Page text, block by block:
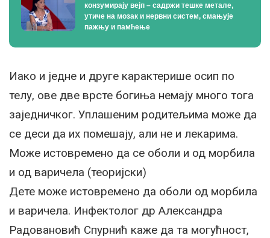
конзумирају вејп – садржи тешке метале,
утиче на мозак и нервни систем, смањује
пажњу и памћење
Иако и једне и друге карактерише осип по
телу, ове две врсте богиња немају много тога
заједничког. Уплашеним родитељима може да
се деси да их помешају, али не и лекарима.
Може истовремено да се оболи и од морбила
и од варичела (теоријски)
Дете може истовремено да оболи од морбила
и варичела. Инфектолог др Александра
Радовановић Спурнић каже да та могућност,